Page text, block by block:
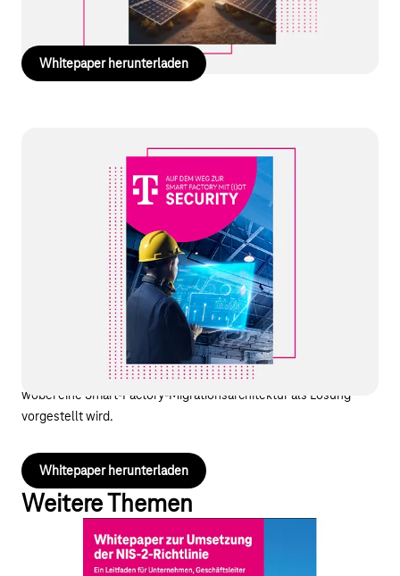
Whitepaper herunterladen
Whitepaper – Auf dem Weg zur Smart
Factory mit (I)OT-Security
Traditionelle Produktionsbetriebe setzen vermehrt auf Systeme
wie MES, IoT-Anwendungen und digitale Zwillinge, um Effizienz
und Flexibilität zu steigern. Die Einführung dieser Technologien
stellt jedoch neue Anforderungen an die OT-Cybersecurity. Das
Whitepaper behandelt Cyberrisiken in herkömmlichen
Produktionsumgebungen im Vergleich zu Smart Factories und
betont die Herausforderung, bestehende Anlagen während der
Modernisierung bei laufender Produktion sicher zu halten,
wobei eine Smart-Factory-Migrationsarchitektur als Lösung
vorgestellt wird.
Whitepaper herunterladen
Weitere Themen
Whitepaper zur Umsetzung der NIS-2-